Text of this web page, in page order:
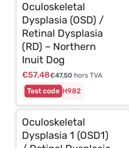
H982
Oculoskeletal
Dysplasia (OSD) /
Retinal Dysplasia
(RD) – Northern
Inuit Dog
€57,48€47,50 hors TVA
Oculoskeletal
Dysplasia 1 (OSD1)